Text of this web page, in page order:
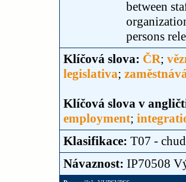
between
persons
Klíčová slova: ČR;
legislativa;
Klíčová slova v
employment;
Klasifikace: T07 -
Návaznost: IP70508